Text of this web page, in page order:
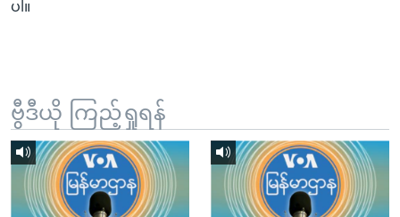
ပါ။
ဗွီဒီယို ကြည့်ရှုရန်